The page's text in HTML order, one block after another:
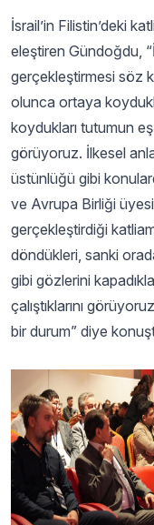
İsrail’in Filistin’deki
eleştiren Gündoğdu,
gerçekleştirmesi söz
olunca ortaya
koydukları tutumun
görüyoruz. İlkesel
üstünlüğü gibi
ve Avrupa Birliği üyesi
gerçekleştirdiği
döndükleri, sanki
gibi gözlerini
çalıştıklarını
bir durum” diye